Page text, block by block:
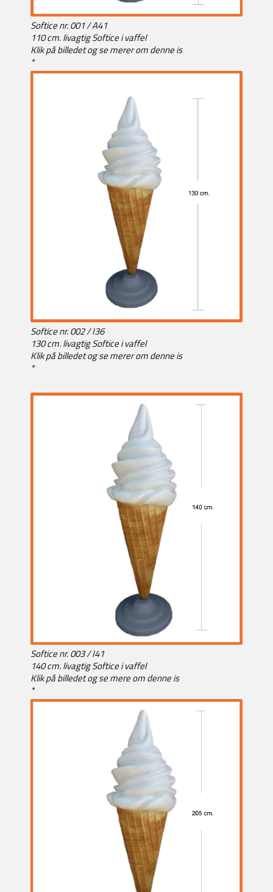
Softice nr. 001 / A41
110 cm. livagtig Softice i vaffel
Klik på billedet og se merer om denne is
*
Softice nr. 002 / I36
130 cm. livagtig Softice i vaffel
Klik på billedet og se merer om denne is
*
Softice nr. 003 / I41
140 cm. livagtig Softice i vaffel
Klik på billedet og se mere om denne is
*